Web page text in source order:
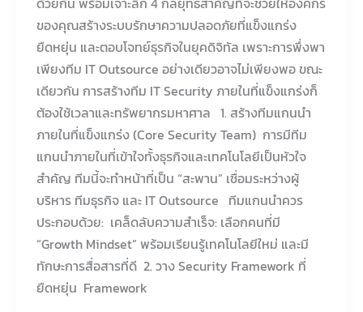
ของคุณสร้างระบบรักษาความปลอดภัยที่แข็งแกร่ง
ยืดหยุ่น และตอบโจทย์ธุรกิจในยุคดิจิทัล เพราะการพึ่งพา
เพียงทีม IT Outsource อย่างเดียวอาจไม่เพียงพอ ขณะ
เดียวกัน การสร้างทีม IT Security ภายในที่แข็งแกร่งก็
ต้องใช้เวลาและทรัพยากรมหาศาล 1. สร้างทีมแกนนำ
ภายในที่แข็งแกร่ง (Core Security Team) การมีทีม
แกนนำภายในที่เข้าใจทั้งธุรกิจและเทคโนโลยีเป็นหัวใจ
สำคัญ ทีมนี้จะทำหน้าที่เป็น “สะพาน” เชื่อมระหว่างผู้
บริหาร ทีมธุรกิจ และ IT Outsource ทีมแกนนำควร
ประกอบด้วย: เคล็ดลับความสำเร็จ: เลือกคนที่มี
“Growth Mindset” พร้อมเรียนรู้เทคโนโลยีใหม่ และมี
ทักษะการสื่อสารที่ดี 2. วาง Security Framework ที่
ยืดหยุ่น Framework